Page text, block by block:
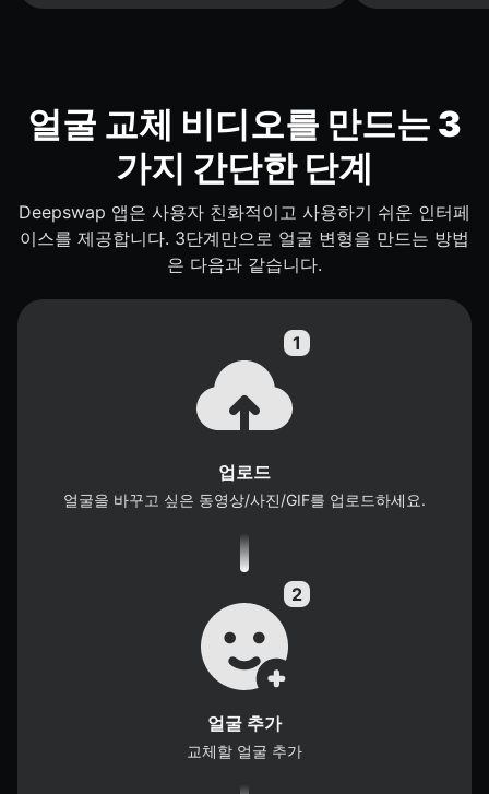
얼굴 교체 비디오를 만드는 3
가지 간단한 단계
Deepswap 앱은 사용자 친화적이고 사용하기 쉬운 인터페
이스를 제공합니다. 3단계만으로 얼굴 변형을 만드는 방법
은 다음과 같습니다.
업로드
얼굴을 바꾸고 싶은 동영상/사진/GIF를 업로드하세요.
얼굴 추가
교체할 얼굴 추가